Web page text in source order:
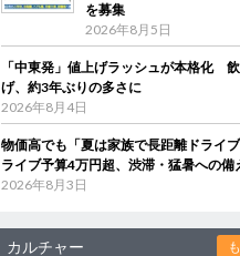
を募集
2026年8月5日
「中東発」値上げラッシュが本格化
げ、約3年ぶりの多さに
2026年8月4日
物価高でも「夏は家族で長距離ドライ
ライブ予算4万円超、渋滞・猛暑への備
2026年8月3日
カルチャー